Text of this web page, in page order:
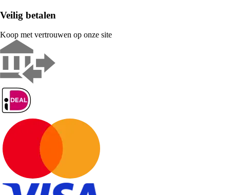
Veilig betalen
Koop met vertrouwen op onze site